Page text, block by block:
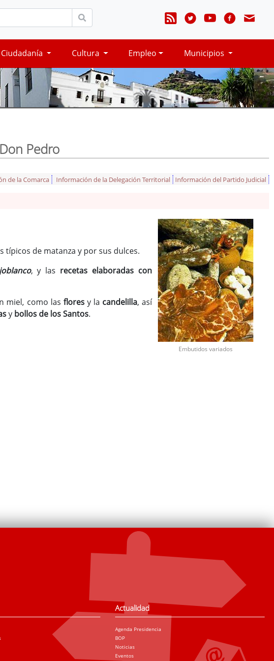
Ciudadanía Cultura Empleo Municipios
Pedro
de la Comarca Información de la Delegación Territorial Información del Partido Judicial
típicos de matanza y por sus dulces.
, y las recetas elaboradas con
miel, como las floresy la candelilla, así
y bollos de los Santos.
Embutidos variados
Actualidad
Agenda Presidencia
BOP
Noticias
Eventos